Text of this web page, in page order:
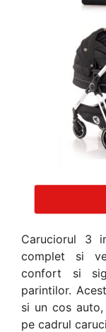
Caruciorul 3
complet si
confort si
parintilor.
si un cos
pe cadrul